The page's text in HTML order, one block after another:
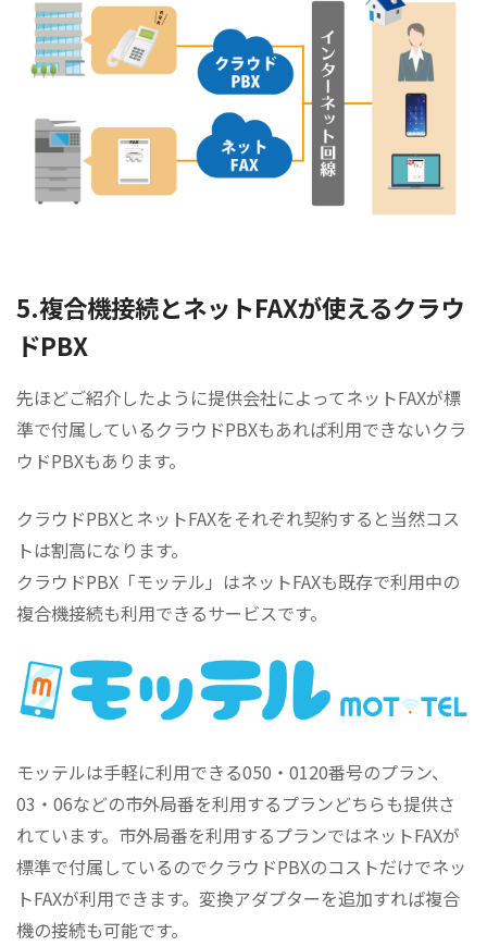
5.複合機接続とネットFAXが使えるクラウ
ドPBX
先ほどご紹介したように提供会社によってネットFAXが標
準で付属しているクラウドPBXもあれば利用できないクラ
ウドPBXもあります。
クラウドPBXとネットFAXをそれぞれ契約すると当然コス
トは割高になります。
クラウドPBX「モッテル」はネットFAXも既存で利用中の
複合機接続も利用できるサービスです。
モッテルは手軽に利用できる050・0120番号のプラン、
03・06などの市外局番を利用するプランどちらも提供さ
れています。市外局番を利用するプランではネットFAXが
標準で付属しているのでクラウドPBXのコストだけでネッ
トFAXが利用できます。変換アダプターを追加すれば複合
機の接続も可能です。